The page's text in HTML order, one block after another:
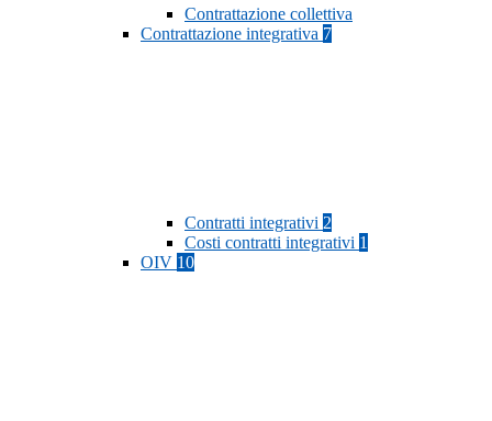
Contrattazione collettiva
Contrattazione integrativa 7
Contratti integrativi 2
Costi contratti integrativi 1
OIV 10